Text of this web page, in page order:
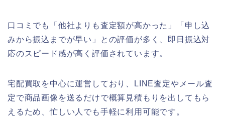
口コミでも「他社よりも査定額が高かった」「申し込
みから振込までが早い」との評価が多く、即日振込対
応のスピード感が高く評価されています。
宅配買取を中心に運営しており、LINE査定やメール査
定で商品画像を送るだけで概算見積もりを出してもら
えるため、忙しい人でも手軽に利用可能です。